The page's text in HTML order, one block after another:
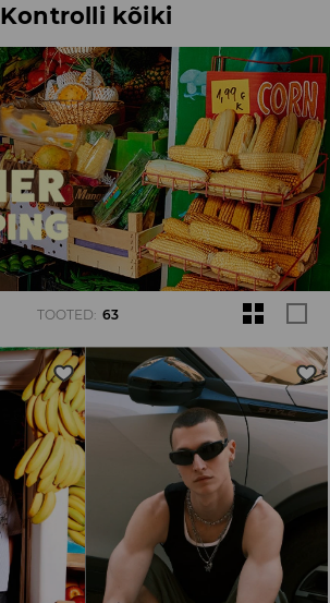
Kontrolli kõiki
TOOTED: 63